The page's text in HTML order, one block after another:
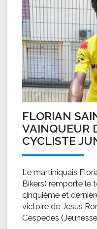
FLORIAN
VAINQUEUR
CYCLISTE
Le martiniquais
Bikers) remporte le
cinquième et
victoire de Jesus
Cespedes